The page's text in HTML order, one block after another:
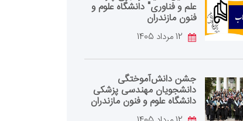
علم و فناوری" دانشگاه علوم و
فنون مازندران
جشن دانش‌آموختگی
دانشجویان مهندسی پزشکی
دانشگاه علوم و فنون مازندران